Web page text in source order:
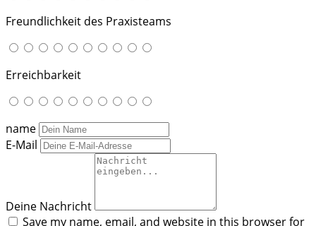
Freundlichkeit des Praxisteams
Erreichbarkeit
name
E-Mail
Deine Nachricht
Save my name, email, and website in this browser for